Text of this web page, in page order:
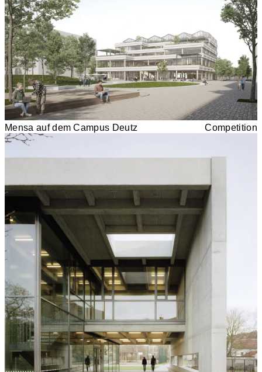
Mensa auf dem Campus Deutz Competition